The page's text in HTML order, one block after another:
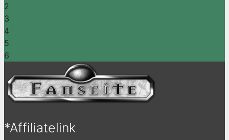
2
3
4
5
6
*Affiliatelink